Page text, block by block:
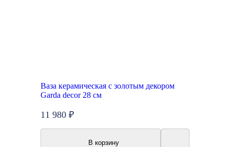
Ваза керамическая с золотым декором
Garda decor 28 см
11 980 ₽
В корзину